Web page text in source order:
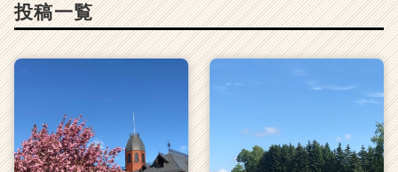
投稿一覧